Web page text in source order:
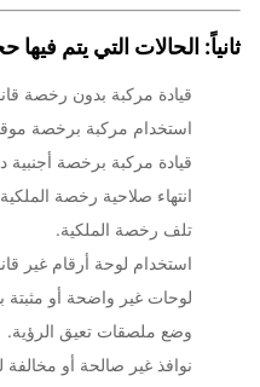
ثانياً: الحالات التي يتم
قيادة مركبة بدون رخصة
استخدام مركبة برخصة
قيادة مركبة برخصة أجنبية
انتهاء صلاحية رخصة
تلف رخصة الملكية.
استخدام لوحة أرقام غير
لوحات غير واضحة أو
وضع ملصقات تعيق الرؤية.
نوافذ غير صالحة أو